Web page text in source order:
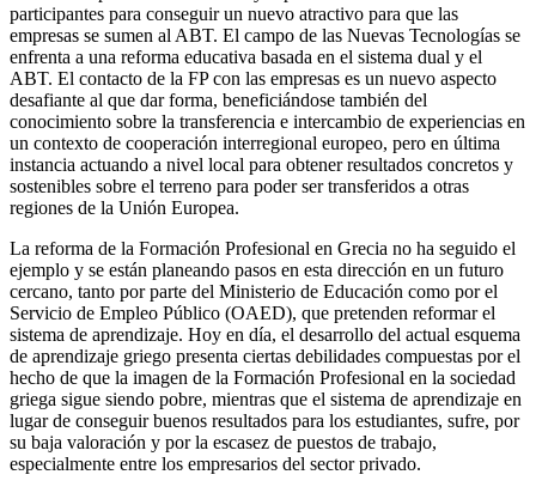
participantes para conseguir un nuevo atractivo para que las
empresas se sumen al ABT. El campo de las Nuevas Tecnologías se
enfrenta a una reforma educativa basada en el sistema dual y el
ABT. El contacto de la FP con las empresas es un nuevo aspecto
desafiante al que dar forma, beneficiándose también del
conocimiento sobre la transferencia e intercambio de experiencias en
un contexto de cooperación interregional europeo, pero en última
instancia actuando a nivel local para obtener resultados concretos y
sostenibles sobre el terreno para poder ser transferidos a otras
regiones de la Unión Europea.
La reforma de la Formación Profesional en Grecia no ha seguido el
ejemplo y se están planeando pasos en esta dirección en un futuro
cercano, tanto por parte del Ministerio de Educación como por el
Servicio de Empleo Público (OAED), que pretenden reformar el
sistema de aprendizaje. Hoy en día, el desarrollo del actual esquema
de aprendizaje griego presenta ciertas debilidades compuestas por el
hecho de que la imagen de la Formación Profesional en la sociedad
griega sigue siendo pobre, mientras que el sistema de aprendizaje en
lugar de conseguir buenos resultados para los estudiantes, sufre, por
su baja valoración y por la escasez de puestos de trabajo,
especialmente entre los empresarios del sector privado.